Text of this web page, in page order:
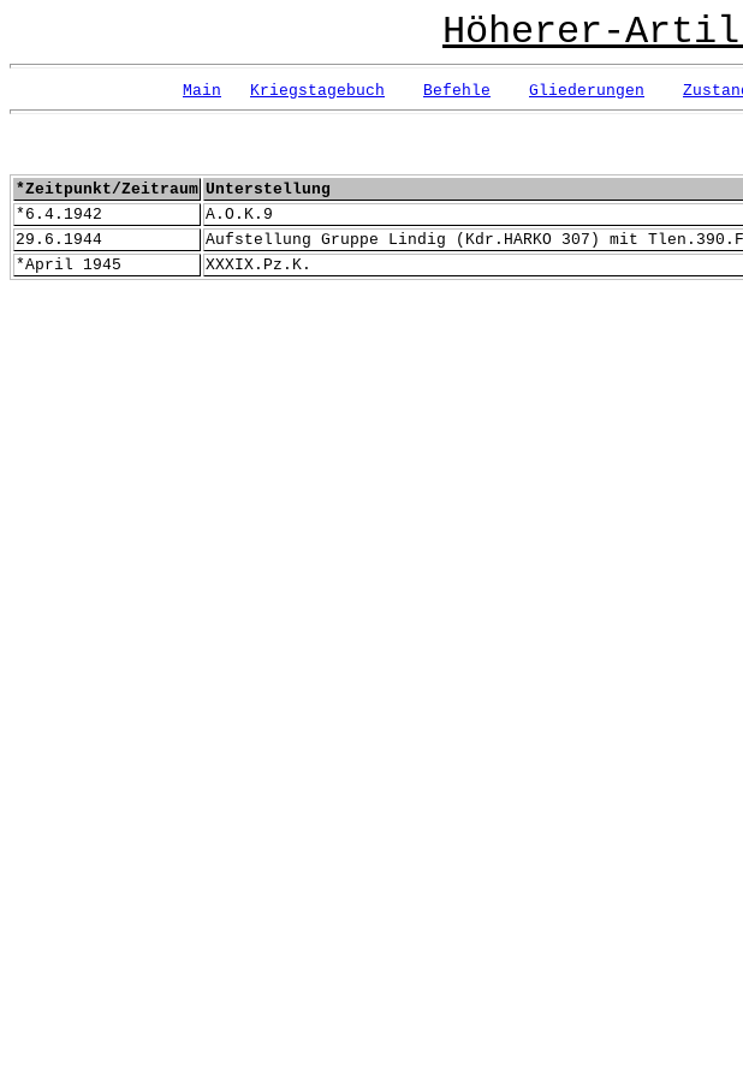
Höherer-
Main Kriegstagebuch Befehle Gliederungen
*Zeitpunkt/Zeitraum Unterstellung
*6.4.1942
A.O.K.9
29.6.1944
Aufstellung Gruppe Lindig (Kdr.HARKO 307) mit
*April 1945
XXXIX.Pz.K.